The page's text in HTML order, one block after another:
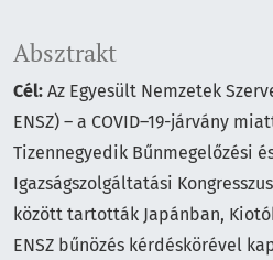
Absztrakt
Cél: Az Egyesült Nemzetek
ENSZ) – a COVID–19-járvány
Tizennegyedik Bűnmegelőzési
Igazságszolgáltatási
között tartották Japánban,
ENSZ bűnözés kérdéskörével